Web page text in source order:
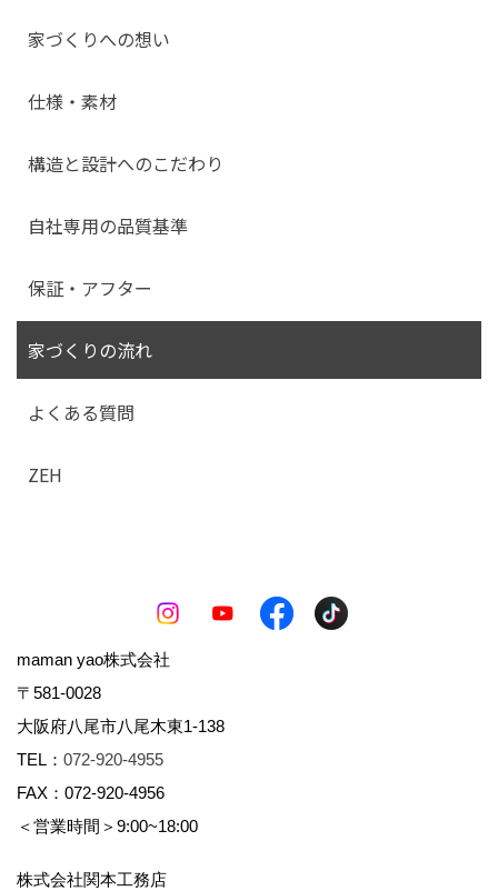
家づくりへの想い
仕様・素材
構造と設計へのこだわり
自社専用の品質基準
保証・アフター
家づくりの流れ
よくある質問
ZEH
maman yao株式会社
〒581-0028
大阪府八尾市八尾木東1-138
TEL： 072-920-4955
FAX：072-920-4956
＜営業時間＞9:00~18:00
株式会社関本工務店